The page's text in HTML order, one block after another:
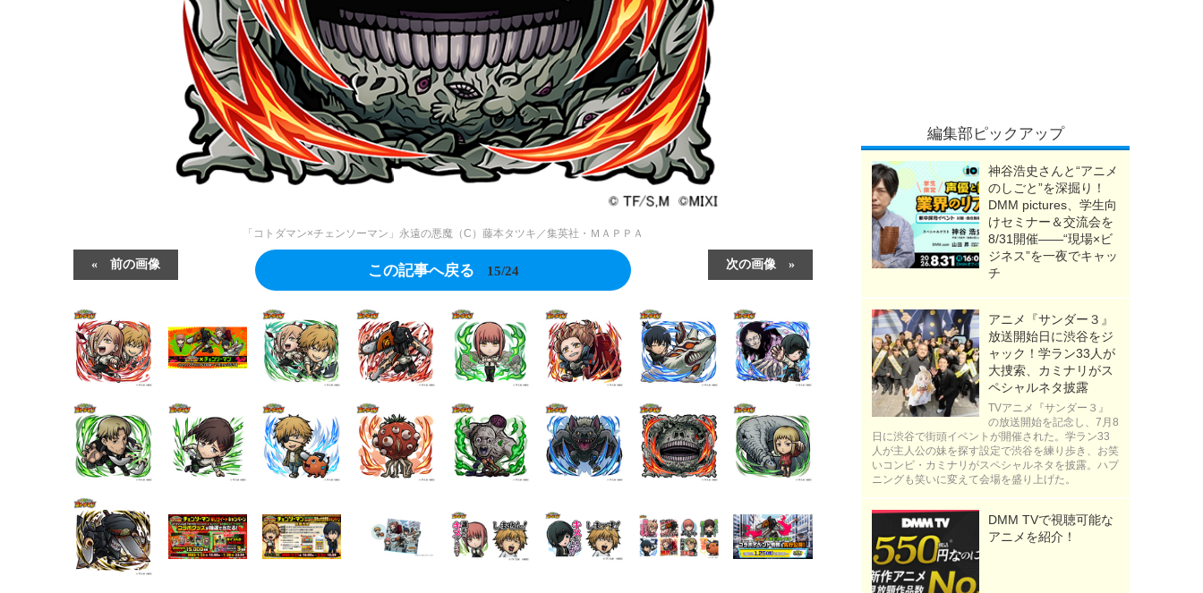
「コトダマン×チェンソーマン」永遠の悪魔（C）藤本タツキ／集英社・ＭＡＰＰＡ
前の画像 次の画像
この記事へ戻る 15/24
編集部ピックアップ
神谷浩史さんと“アニメ
のしごと”を深掘り！
DMM pictures、学生向
けセミナー＆交流会を
8/31開催――“現場×ビ
ジネス”を一夜でキャッ
チ
アニメ『サンダー３』
放送開始日に渋谷をジ
ャック！学ラン33人が
大捜索、カミナリがス
ペシャルネタ披露
TVアニメ『サンダー３』
の放送開始を記念し、7月8
日に渋谷で街頭イベントが開催された。学ラン33
人が主人公の妹を探す設定で渋谷を練り歩き、お笑
いコンビ・カミナリがスペシャルネタを披露。ハプ
ニングも笑いに変えて会場を盛り上げた。
DMM TVで視聴可能な
アニメを紹介！